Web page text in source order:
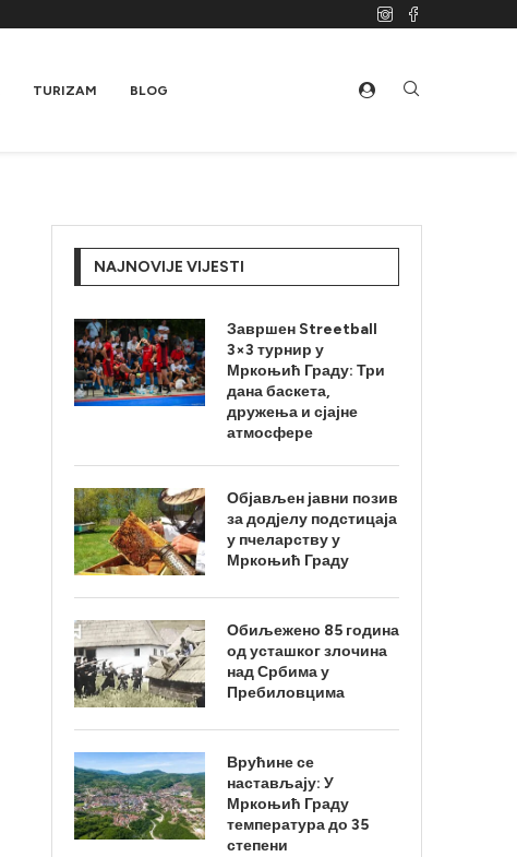
TURIZAM BLOG
NAJNOVIJE VIJESTI
Завршен Streetball
3×3 турнир у
Мркоњић Граду: Три
дана баскета,
дружења и сјајне
атмосфере
Објављен јавни позив
за додјелу подстицаја
у пчеларству у
Мркоњић Граду
Обиљежено 85 година
од усташког злочина
над Србима у
Пребиловцима
Врућине се
настављају: У
Мркоњић Граду
температура до 35
степени